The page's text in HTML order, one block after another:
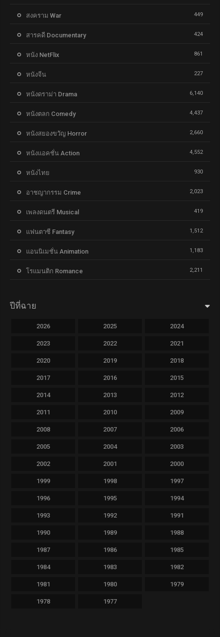
สงคราม War 449
สารคดี Documentary 424
หนัง NetFlix 861
หนังจีน 227
หนังดราม่า Drama 6,140
หนังตลก Comedy 4,437
หนังสยองขวัญ Horror 2,660
หนังแอคชั่น Action 4,552
หนังไทย 930
อาชญากรรม Crime 2,023
เพลงดนตรี Musical 419
แฟนตาซี Fantasy 1,512
แอนนิเมชั่น Animation 1,183
โรแมนติก Romance 2,211
ปีที่ฉาย
2026 2025 2024
2023 2022 2021
2020 2019 2018
2017 2016 2015
2014 2013 2012
2011 2010 2009
2008 2007 2006
2005 2004 2003
2002 2001 2000
1999 1998 1997
1996 1995 1994
1993 1992 1991
1990 1989 1988
1987 1986 1985
1984 1983 1982
1981 1980 1979
1978 1977